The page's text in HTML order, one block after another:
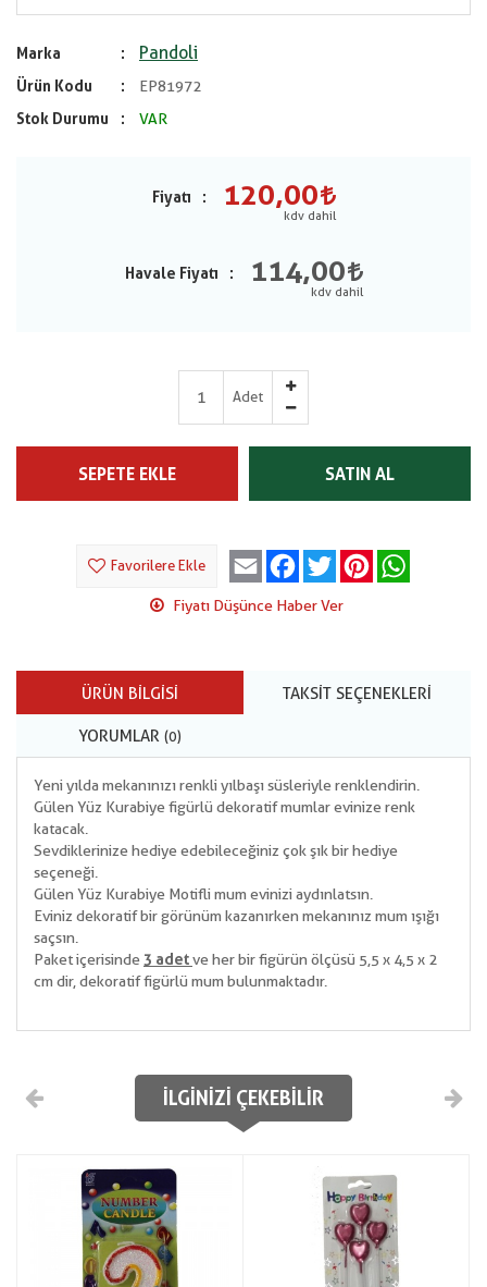
Marka Pandoli
Ürün Kodu
EP81972
Stok Durumu
VAR
Fiyatı 120,00
Havale Fiyatı 114,00
Adet
SEPETE EKLE SATIN AL
Favorilere Ekle Email Facebook
Twitter Pinterest
Fiyatı Düşünce Haber Ver
ÜRÜN BILGISI TAKSIT SEÇENEKLERI
YORUMLAR (0)
Yeni yılda mekanınızı renkli yılbaşı süsleriyle renklendirin.
Gülen Yüz Kurabiye figürlü dekoratif mumlar evinize renk
katacak.
Sevdiklerinize hediye edebileceğiniz çok şık bir hediye
seçeneği.
Gülen Yüz Kurabiye Motifli mum evinizi aydınlatsın.
Eviniz dekoratif bir görünüm kazanırken mekanınız mum ışığı
saçsın.
Paket içerisinde 3 adetve her bir figürün ölçüsü 5,5 x 4,5 x 2
cm dir, dekoratif figürlü mum bulunmaktadır.
İLGINIZI ÇEKEBILIR